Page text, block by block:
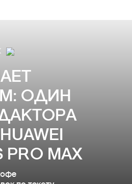
ОДИН
PRO MAX